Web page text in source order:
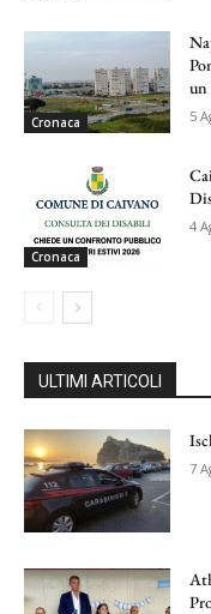
Cronaca
un
5
Cronaca
4
ULTIMI ARTICOLI
7